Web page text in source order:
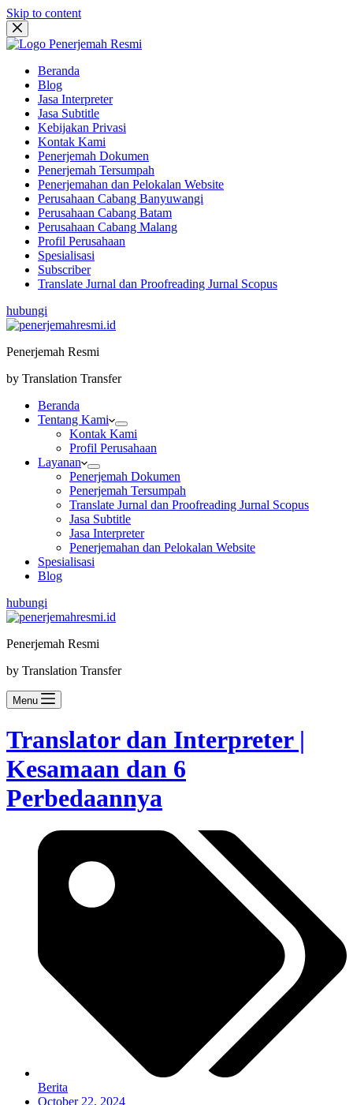
Skip to content
Beranda
Blog
Jasa Interpreter
Jasa Subtitle
Kebijakan Privasi
Kontak Kami
Penerjemah Dokumen
Penerjemah Tersumpah
Penerjemahan dan Pelokalan Website
Perusahaan Cabang Banyuwangi
Perusahaan Cabang Batam
Perusahaan Cabang Malang
Profil Perusahaan
Spesialisasi
Subscriber
Translate Jurnal dan Proofreading Jurnal Scopus
hubungi
Penerjemah Resmi
by Translation Transfer
Beranda
Tentang Kami
Kontak Kami
Profil Perusahaan
Layanan
Penerjemah Dokumen
Penerjemah Tersumpah
Translate Jurnal dan Proofreading Jurnal Scopus
Jasa Subtitle
Jasa Interpreter
Penerjemahan dan Pelokalan Website
Spesialisasi
Blog
hubungi
Penerjemah Resmi
by Translation Transfer
Menu
Translator dan Interpreter |
Kesamaan dan 6
Perbedaannya
Berita
October 22, 2024